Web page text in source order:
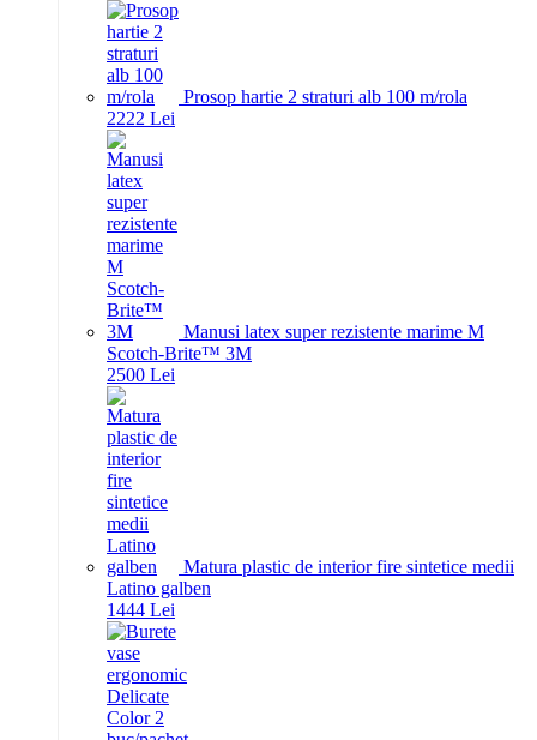
Prosop hartie 2 straturi alb 100 m/rola
2222 Lei
Manusi latex super rezistente marime M
Scotch-Brite™ 3M
2500 Lei
Matura plastic de interior fire sintetice medii
Latino galben
1444 Lei